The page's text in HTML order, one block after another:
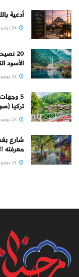
أدعية
20
الأسود
5
تركيا
شارع
معرفته !!